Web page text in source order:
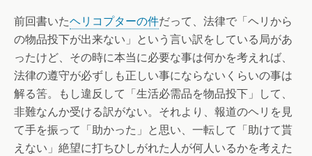
前回書いたヘリコプターの件だって、法律で「ヘリから
の物品投下が出来ない」という言い訳をしている局があ
ったけど、その時に本当に必要な事は何かを考えれば、
法律の遵守が必ずしも正しい事にならないくらいの事は
解る筈。もし違反して「生活必需品を物品投下」して、
非難なんか受ける訳がない。それより、報道のヘリを見
て手を振って「助かった」と思い、一転して「助けて貰
えない」絶望に打ちひしがれた人が何人いるかを考えた